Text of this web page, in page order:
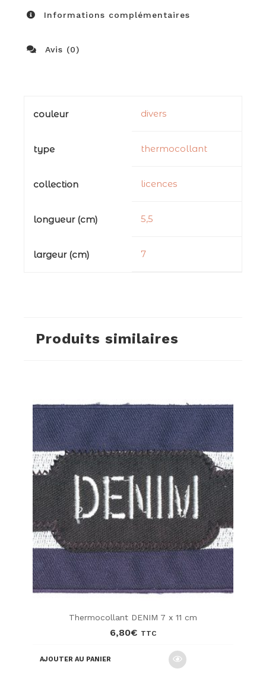
Informations complémentaires
Avis (0)
couleur divers
type thermocollant
collection licences
longueur (cm) 5,5
largeur (cm) 7
Produits similaires
Thermocollant DENIM 7 x 11 cm
6,80€ TTC
AJOUTER AU PANIER